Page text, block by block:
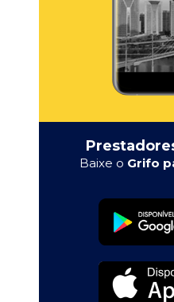
Baixe o Grifo